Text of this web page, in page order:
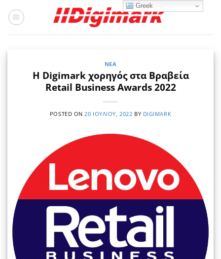
στο
ΝΈΑ
Η Digimark χορηγός στα Βραβεία
Retail Business Awards 2022
POSTED ON 20 ΙΟΥΛΊΟΥ, 2022 BY DIGIMARK
Greek